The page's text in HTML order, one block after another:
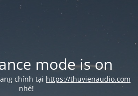
mode is on
chính tại https://thuvienaudio.com
nhé!